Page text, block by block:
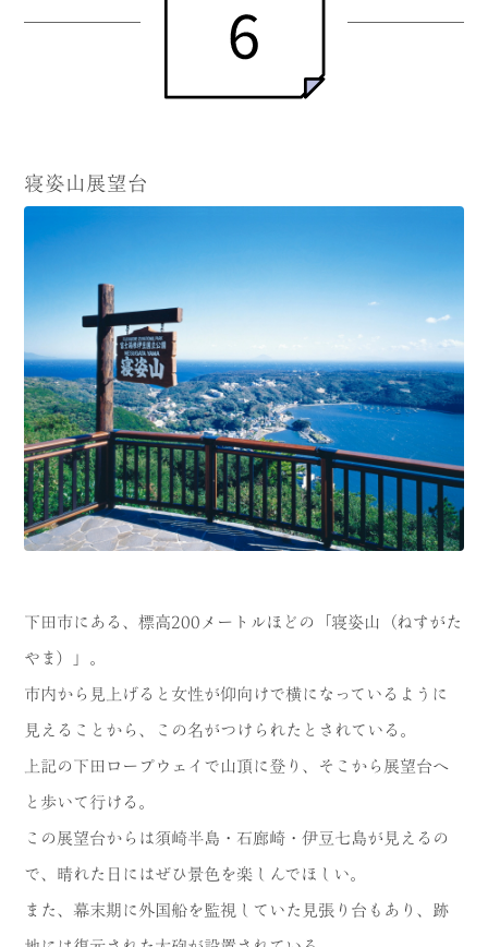
寝姿山展望台
下田市にある、標高200メートルほどの「寝姿山（ねすがた
やま）」。
市内から見上げると女性が仰向けで横になっているように
見えることから、この名がつけられたとされている。
上記の下田ロープウェイで山頂に登り、そこから展望台へ
と歩いて行ける。
この展望台からは須崎半島・石廊崎・伊豆七島が見えるの
で、晴れた日にはぜひ景色を楽しんでほしい。
また、幕末期に外国船を監視していた見張り台もあり、跡